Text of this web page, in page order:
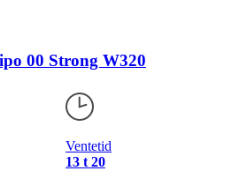
00 Strong W320
Ventetid
13 t 20